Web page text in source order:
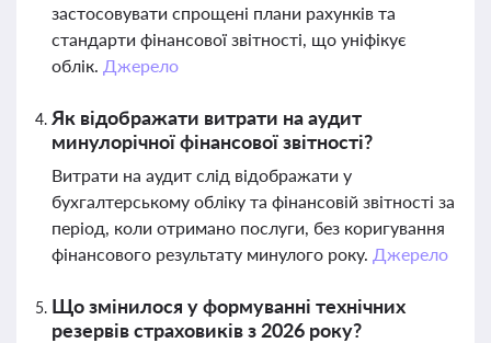
застосовувати спрощені плани рахунків та
стандарти фінансової звітності, що уніфікує
облік. Джерело
Як відображати витрати на аудит
минулорічної фінансової звітності?
Витрати на аудит слід відображати у
бухгалтерському обліку та фінансовій звітності за
період, коли отримано послуги, без коригування
фінансового результату минулого року. Джерело
Що змінилося у формуванні технічних
резервів страховиків з 2026 року?